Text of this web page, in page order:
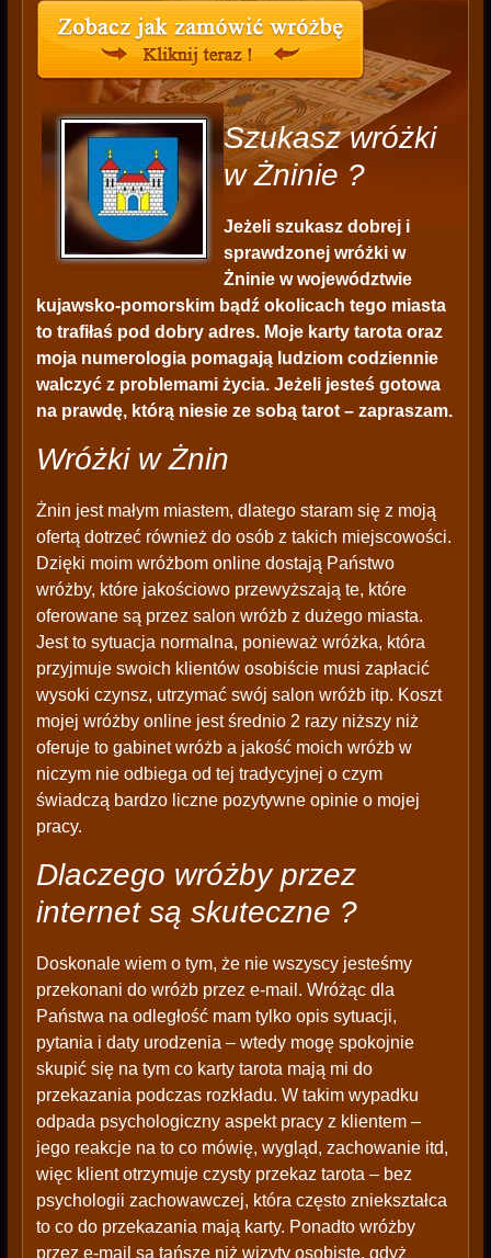
Szukasz wróżki
w Żninie ?
Jeżeli szukasz dobrej i
sprawdzonej wróżki w
Żninie w województwie
kujawsko-pomorskim bądź okolicach tego miasta
to trafiłaś pod dobry adres. Moje karty tarota oraz
moja numerologia pomagają ludziom codziennie
walczyć z problemami życia. Jeżeli jesteś gotowa
na prawdę, którą niesie ze sobą tarot – zapraszam.
Wróżki w Żnin
Żnin jest małym miastem, dlatego staram się z moją
ofertą dotrzeć również do osób z takich miejscowości.
Dzięki moim wróżbom online dostają Państwo
wróżby, które jakościowo przewyższają te, które
oferowane są przez salon wróżb z dużego miasta.
Jest to sytuacja normalna, ponieważ wróżka, która
przyjmuje swoich klientów osobiście musi zapłacić
wysoki czynsz, utrzymać swój salon wróżb itp. Koszt
mojej wróżby online jest średnio 2 razy niższy niż
oferuje to gabinet wróżb a jakość moich wróżb w
niczym nie odbiega od tej tradycyjnej o czym
świadczą bardzo liczne pozytywne opinie o mojej
pracy.
Dlaczego wróżby przez
internet są skuteczne ?
Doskonale wiem o tym, że nie wszyscy jesteśmy
przekonani do wróżb przez e-mail. Wróżąc dla
Państwa na odległość mam tylko opis sytuacji,
pytania i daty urodzenia – wtedy mogę spokojnie
skupić się na tym co karty tarota mają mi do
przekazania podczas rozkładu. W takim wypadku
odpada psychologiczny aspekt pracy z klientem –
jego reakcje na to co mówię, wygląd, zachowanie itd,
więc klient otrzymuje czysty przekaz tarota – bez
psychologii zachowawczej, która często zniekształca
to co do przekazania mają karty. Ponadto wróżby
przez e-mail są tańsze niż wizyty osobiste, gdyż